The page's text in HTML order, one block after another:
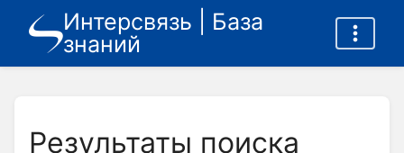
Интерсвязь | База
знаний
Результаты поиска